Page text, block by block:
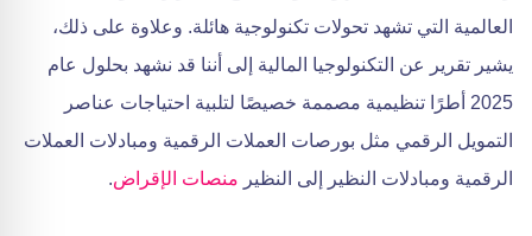
العالمية التي تشهد تحولات تكنولوجية هائلة. وعلاوة على ذلك،
يشير تقرير عن التكنولوجيا المالية إلى أننا قد نشهد بحلول عام
2025 أطرًا تنظيمية مصممة خصيصًا لتلبية احتياجات عناصر
التمويل الرقمي مثل بورصات العملات الرقمية ومبادلات العملات
الرقمية ومبادلات النظير إلى النظير منصات الإقراض.